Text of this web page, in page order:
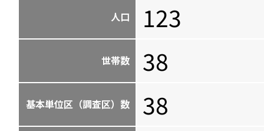
人口 123
世帯数 38
基本単位区（調査区）数 38